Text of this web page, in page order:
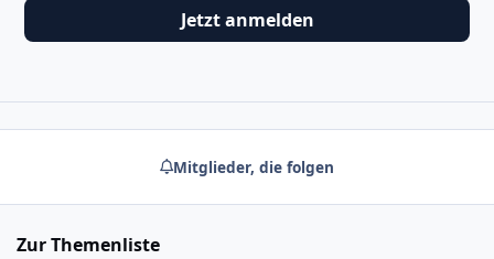
Jetzt anmelden
Mitglieder, die folgen
Zur Themenliste